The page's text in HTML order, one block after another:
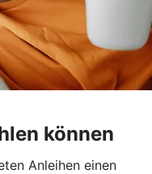
können
Anleihen einen